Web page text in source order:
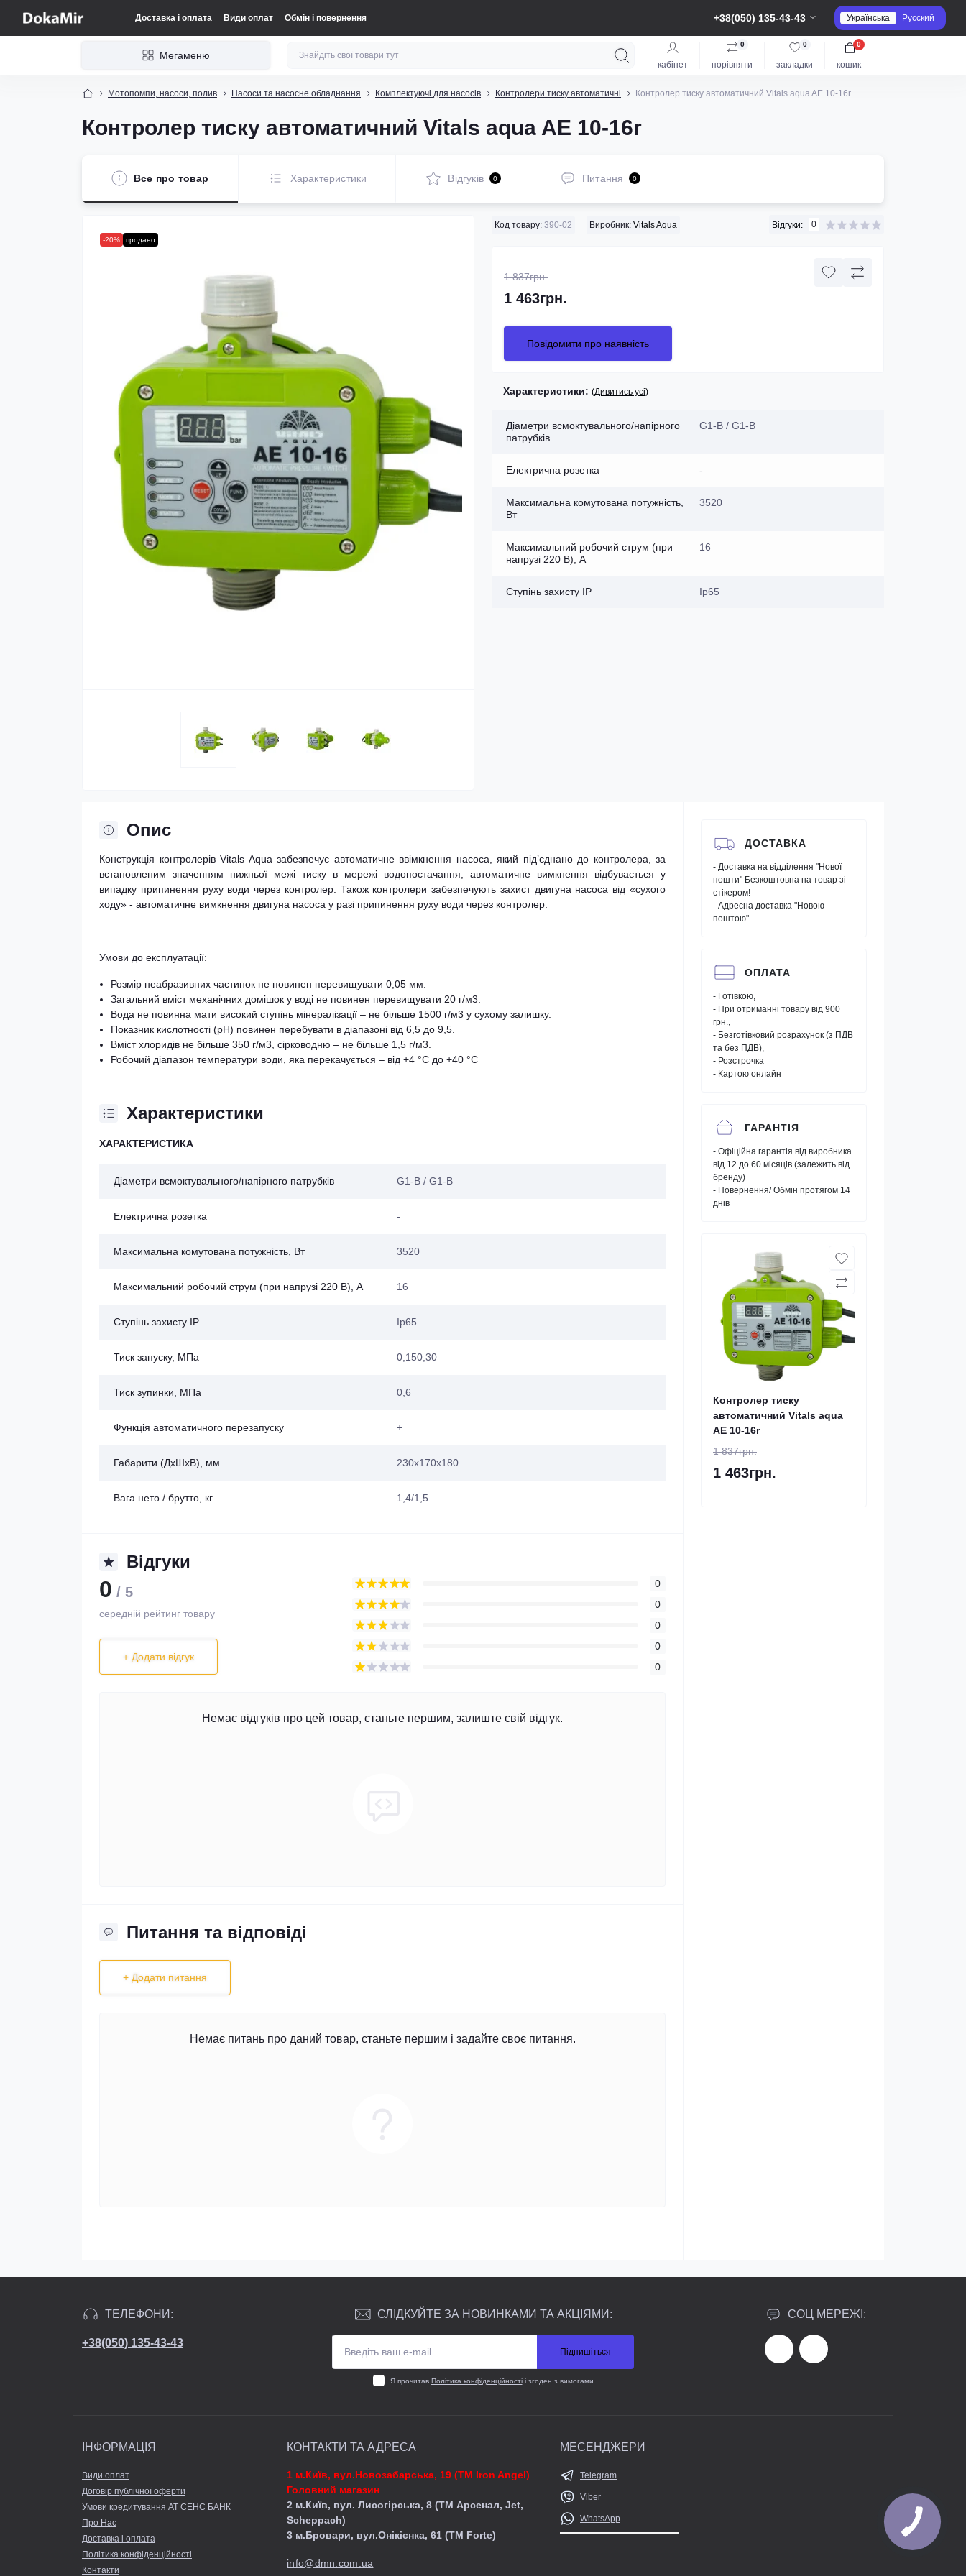
Доставка і оплата Види оплат Обмін і повернення +38(050) 135-43-43 Українська Русский
Мегаменю
кабінет порівняти
0
закладки
0
кошик
0
Мотопомпи, насоси, полив Насоси та насосне обладнання Комплектуючі для насосів Контролери тиску автоматичні Контролер тиску автоматичний Vitals aqua AE 10-16r
Контролер тиску автоматичний Vitals aqua AE 10-16r
Все про товар Характеристики Відгуків 0 Питання 0
-20% продано
Код товару: 390-02 Виробник: Vitals Aqua Відгуки: 0
1 837грн.
1 463грн.
Повідомити про наявність
Характеристики: (Дивитись усі)
Діаметри всмоктувального/напірного
патрубків
G1-B / G1-B
Електрична розетка -
Максимальна комутована потужність,
Вт
3520
Максимальний робочий струм (при
напрузі 220 В), А
16
Ступінь захисту IP Ip65
Опис
Конструкція контролерів Vitals Aqua забезпечує автоматичне ввімкнення насоса, який під’єднано до контролера, за
встановленим значенням нижньої межі тиску в мережі водопостачання, автоматичне вимкнення відбувається у
випадку припинення руху води через контролер. Також контролери забезпечують захист двигуна насоса від «сухого
ходу» - автоматичне вимкнення двигуна насоса у разі припинення руху води через контролер.
Умови до експлуатації:
Розмір неабразивних частинок не повинен перевищувати 0,05 мм.
Загальний вміст механічних домішок у воді не повинен перевищувати 20 г/м3.
Вода не повинна мати високий ступінь мінералізації – не більше 1500 г/м3 у сухому залишку.
Показник кислотності (рН) повинен перебувати в діапазоні від 6,5 до 9,5.
Вміст хлоридів не більше 350 г/м3, сірководню – не більше 1,5 г/м3.
Робочий діапазон температури води, яка перекачується – від +4 °С до +40 °С
Характеристики
ХАРАКТЕРИСТИКА
Діаметри всмоктувального/напірного патрубків G1-B / G1-B
Електрична розетка -
Максимальна комутована потужність, Вт 3520
Максимальний робочий струм (при напрузі 220 В), А 16
Ступінь захисту IP Ip65
Тиск запуску, МПа 0,150,30
Тиск зупинки, МПа 0,6
Функція автоматичного перезапуску +
Габарити (ДхШхВ), мм 230х170х180
Вага нето / брутто, кг 1,4/1,5
Відгуки
0 / 5
середній рейтинг товару
+ Додати відгук
0
0
0
0
0
Немає відгуків про цей товар, станьте першим, залиште свій відгук.
Питання та відповіді
+ Додати питання
Немає питань про даний товар, станьте першим і задайте своє питання.
ДОСТАВКА
- Доставка на відділення "Нової
пошти" Безкоштовна на товар зі
стікером!
- Адресна доставка "Новою
поштою"
ОПЛАТА
- Готівкою,
- При отриманні товару від 900
грн.,
- Безготівковий розрахунок (з ПДВ
та без ПДВ),
- Розстрочка
- Картою онлайн
ГАРАНТІЯ
- Офіційна гарантія від виробника
від 12 до 60 місяців (залежить від
бренду)
- Повернення/ Обмін протягом 14
днів
Контролер тиску
автоматичний Vitals aqua
AE 10-16r
1 837грн.
1 463грн.
ТЕЛЕФОНИ:
+38(050) 135-43-43
СОЦ МЕРЕЖІ:
СЛІДКУЙТЕ ЗА НОВИНКАМИ ТА АКЦІЯМИ:
Підпишіться
Я прочитав Політика конфіденційностіі згоден з вимогами
ІНФОРМАЦІЯ
Види оплат
Договір публічної оферти
Умови кредитування АТ СЕНС БАНК
Про Нас
Доставка і оплата
Політика конфіденційності
Контакти
КОНТАКТИ ТА АДРЕСА
1 м.Київ, вул.Новозабарська, 19 (ТМ Iron Angel)
Головний магазин
2 м.Київ, вул. Лисогірська, 8 (ТМ Арсенал, Jet,
Scheppach)
3 м.Бровари, вул.Онікієнка, 61 (ТМ Forte)
info@dmn.com.ua
МЕСЕНДЖЕРИ
Telegram
Viber
WhatsApp